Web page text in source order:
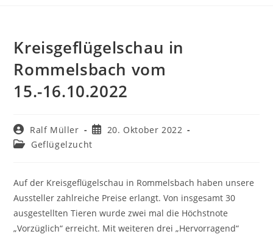
Kreisgeflügelschau in
Rommelsbach vom
15.-16.10.2022
Beitrags-
Autor:
Ralf Müller
Beitrag
veröffentlicht:
20. Oktober 2022
Beitrags-
Geflügelzucht
Auf der Kreisgeflügelschau in Rommelsbach haben unsere
Aussteller zahlreiche Preise erlangt. Von insgesamt 30
ausgestellten Tieren wurde zwei mal die Höchstnote
„Vorzüglich“ erreicht. Mit weiteren drei „Hervorragend“